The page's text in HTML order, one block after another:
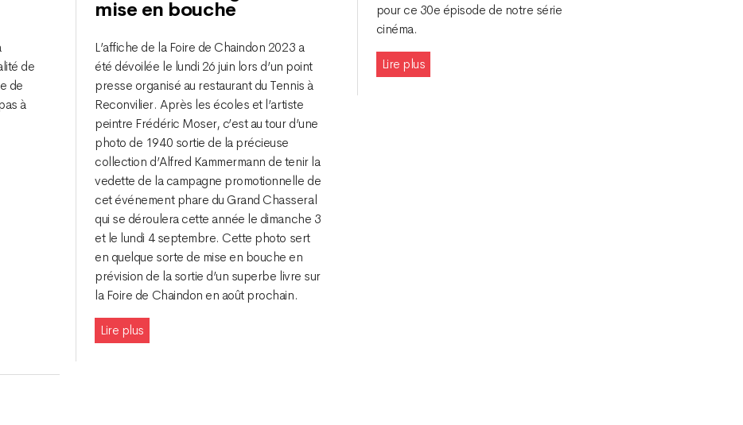
de
de
à
mise en bouche
L’affiche de la Foire de Chaindon 2023 a
été dévoilée le lundi 26 juin lors d’un point
presse organisé au restaurant du Tennis à
Reconvilier. Après les écoles et l’artiste
peintre Frédéric Moser, c’est au tour d’une
photo de 1940 sortie de la précieuse
collection d’Alfred Kammermann de tenir la
vedette de la campagne promotionnelle de
cet événement phare du Grand Chasseral
qui se déroulera cette année le dimanche 3
et le lundi 4 septembre. Cette photo sert
en quelque sorte de mise en bouche en
prévision de la sortie d’un superbe livre sur
la Foire de Chaindon en août prochain.
Lire plus
pour ce 30e épisode de notre série
cinéma.
Lire plus